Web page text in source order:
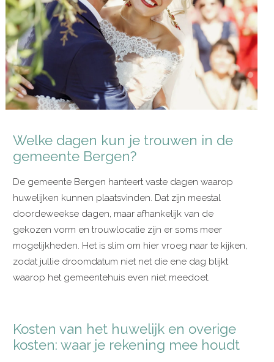
Welke dagen kun je trouwen in de
gemeente Bergen?
De gemeente Bergen hanteert vaste dagen waarop
huwelijken kunnen plaatsvinden. Dat zijn meestal
doordeweekse dagen, maar afhankelijk van de
gekozen vorm en trouwlocatie zijn er soms meer
mogelijkheden. Het is slim om hier vroeg naar te kijken,
zodat jullie droomdatum niet net die ene dag blijkt
waarop het gemeentehuis even niet meedoet.
Kosten van het huwelijk en overige
kosten: waar je rekening mee houdt